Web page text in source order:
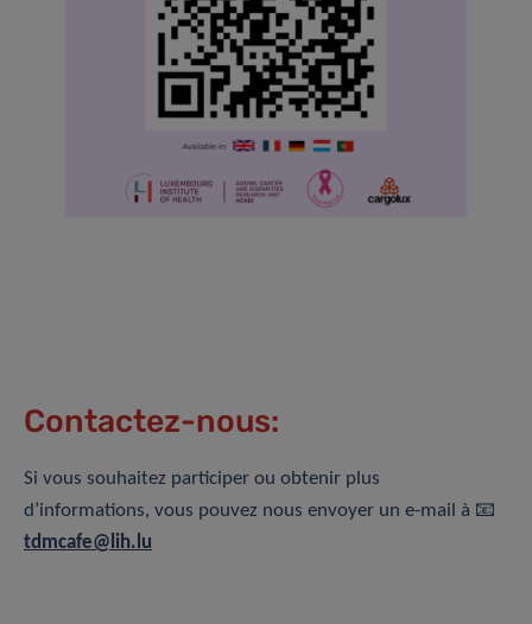
Contactez-nous:
Si vous souhaitez participer ou obtenir plus
d’informations, vous pouvez nous envoyer un e-mail à 📧
tdmcafe@lih.lu